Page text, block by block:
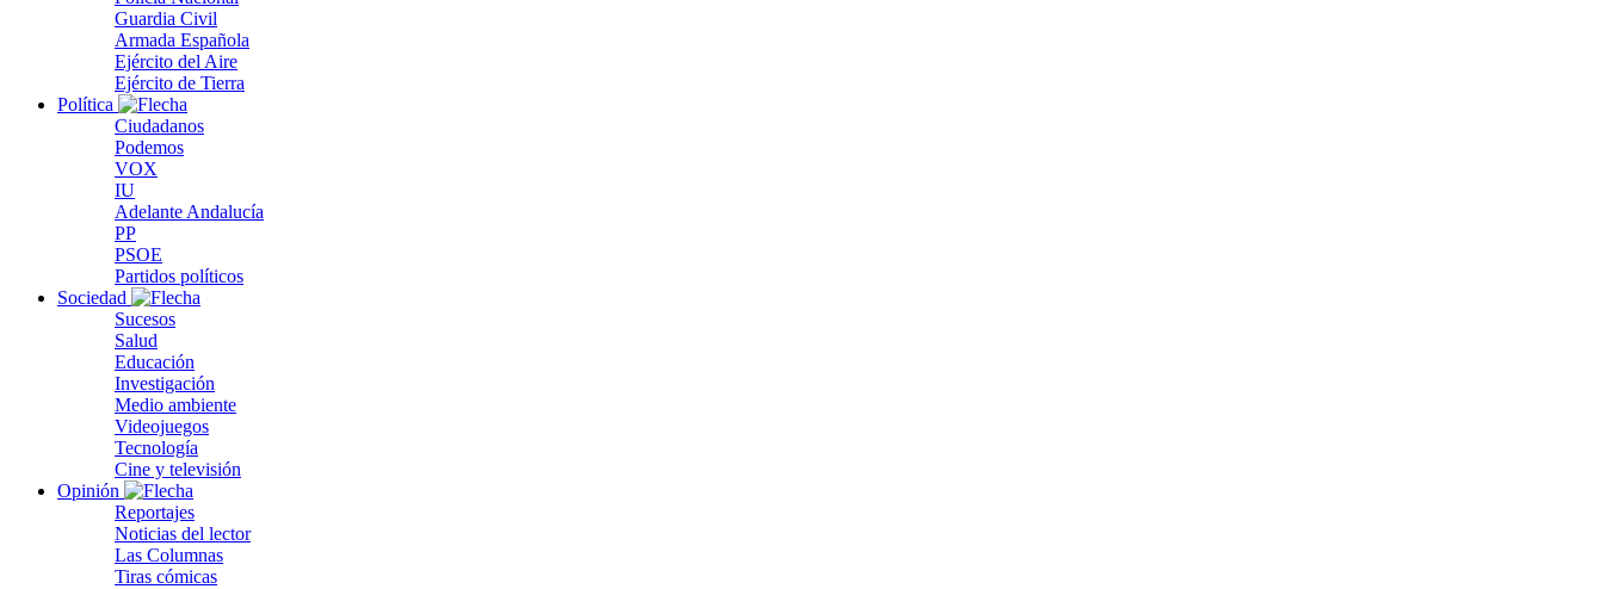
Guardia Civil
Armada Española
Ejército del Aire
Ejército de Tierra
Política
Ciudadanos
Podemos
VOX
IU
Adelante Andalucía
PP
PSOE
Partidos políticos
Sociedad
Sucesos
Salud
Educación
Investigación
Medio ambiente
Videojuegos
Tecnología
Cine y televisión
Opinión
Reportajes
Noticias del lector
Las Columnas
Tiras cómicas